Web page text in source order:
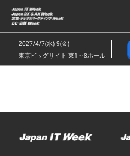
ス
キ
ッ
し
む
2027/4/7(水)-9(金)
東京ビッグサイト 東1～8ホール